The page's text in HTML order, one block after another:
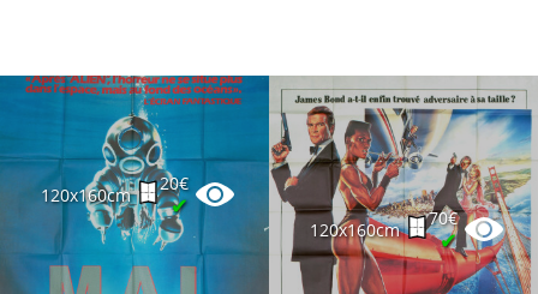
120x160cm
20€
✔
120x160cm
70€
✔